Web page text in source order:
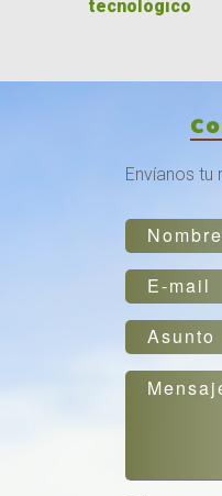
tecnológico
Envíanos tu